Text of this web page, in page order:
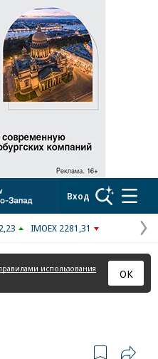
ad
Вход
IMOEX 2281,31
использования
ОК